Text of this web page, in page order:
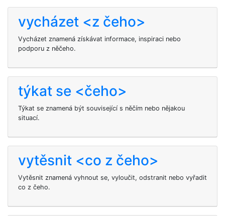
vycházet <z čeho>
Vycházet znamená získávat informace, inspiraci nebo
podporu z něčeho.
týkat se <čeho>
Týkat se znamená být související s něčím nebo nějakou
situací.
vytěsnit <co z čeho>
Vytěsnit znamená vyhnout se, vyloučit, odstranit nebo vyřadit
co z čeho.